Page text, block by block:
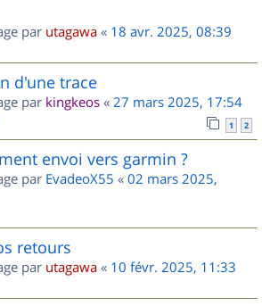
par utagawa « 18 avr. 2025, 08:39
d'une trace
par kingkeos « 27 mars 2025, 17:54
1 2
envoi vers garmin ?
par EvadeoX55 « 02 mars 2025,
retours
par utagawa « 10 févr. 2025, 11:33